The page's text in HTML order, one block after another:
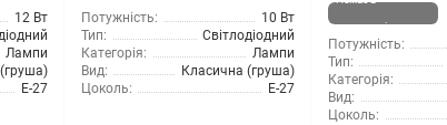
12 Вт
Лампи
Е-27
Потужність:
10 Вт
Тип:
Світлодіодний
Категорія:
Лампи
Вид:
Класична (груша)
Цоколь:
Е-27
наявності
Потужність:
Тип:
Категорія:
Вид:
Цоколь: